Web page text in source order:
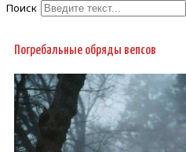
Поиск
results.
Погребальные обряды вепсов